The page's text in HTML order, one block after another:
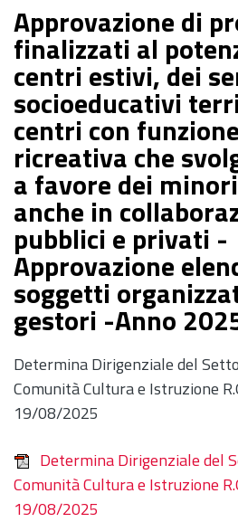
Approvazione di
finalizzati al
centri estivi, dei
socioeducativi
centri con
ricreativa che
a favore dei
anche in
pubblici e privati -
Approvazione
soggetti
gestori -Anno
Determina Dirigenziale del
Comunità Cultura e Istruzione
19/08/2025
Determina Dirigenziale del
Comunità Cultura e Istruzione
19/08/2025